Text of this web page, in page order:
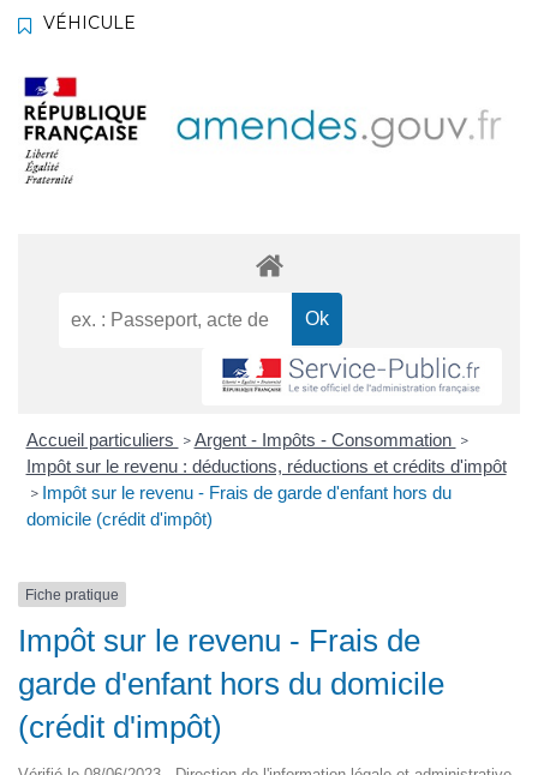
VÉHICULE
Accueil particuliers > Argent - Impôts - Consommation >
Impôt sur le revenu : déductions, réductions et crédits d'impôt
> Impôt sur le revenu - Frais de garde d'enfant hors du
domicile (crédit d'impôt)
Fiche pratique
Impôt sur le revenu - Frais de
garde d'enfant hors du domicile
(crédit d'impôt)